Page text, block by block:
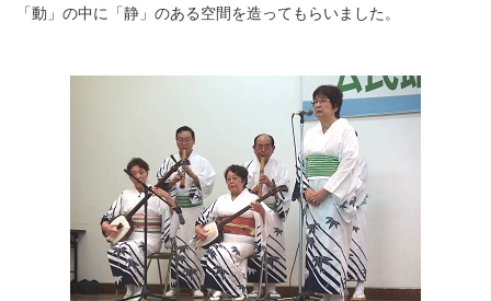
「動」の中に「静」のある空間を造ってもらいました。